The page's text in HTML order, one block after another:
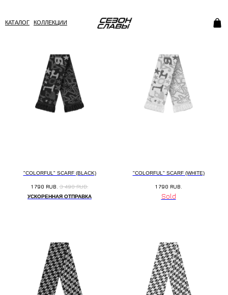
КАТАЛОГ КОЛЛЕКЦИИ
"COLORFUL" SCARF (BLACK)
1 790 RUB. 3 490 RUB.
УСКОРЕННАЯ ОТПРАВКА
"COLORFUL" SCARF (WHITE)
1 790 RUB.